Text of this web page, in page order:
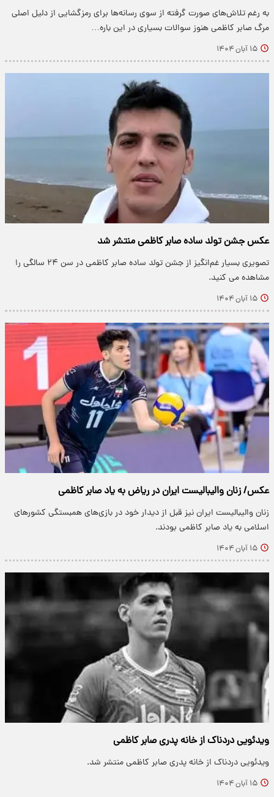
به رغم تلاش‌های صورت گرفته از سوی رسانه‌ها برای رمزگشایی از دلیل اصلی
مرگ صابر کاظمی هنوز سوالات بسیاری در این باره…
۱۵ آبان ۱۴۰۴
عکس جشن تولد ساده صابر کاظمی منتشر شد
تصویری بسیار غم‌انگیز از جشن تولد ساده صابر کاظمی در سن ۲۴ سالگی را
مشاهده می کنید.
۱۵ آبان ۱۴۰۴
عکس/ زنان والیبالیست ایران در ریاض به یاد صابر کاظمی
زنان والیبالیست ایران نیز قبل از دیدار خود در بازی‌های همبستگی کشورهای
اسلامی به یاد صابر کاظمی بودند.
۱۵ آبان ۱۴۰۴
ویدئویی دردناک از خانه پدری صابر کاظمی
ویدئویی دردناک از خانه پدری صابر کاظمی منتشر شد.
۱۵ آبان ۱۴۰۴